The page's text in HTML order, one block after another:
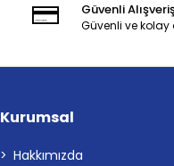
Güvenli
Güvenli ve
Kurumsal
Hakkımızda